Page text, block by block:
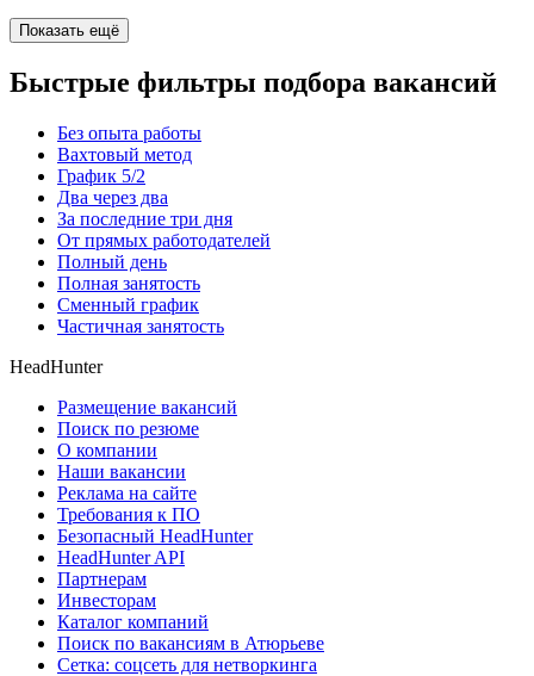
Показать ещё
Быстрые фильтры подбора вакансий
Без опыта работы
Вахтовый метод
График 5/2
Два через два
За последние три дня
От прямых работодателей
Полный день
Полная занятость
Сменный график
Частичная занятость
HeadHunter
Размещение вакансий
Поиск по резюме
О компании
Наши вакансии
Реклама на сайте
Требования к ПО
Безопасный HeadHunter
HeadHunter API
Партнерам
Инвесторам
Каталог компаний
Поиск по вакансиям в Атюрьеве
Сетка: соцсеть для нетворкинга